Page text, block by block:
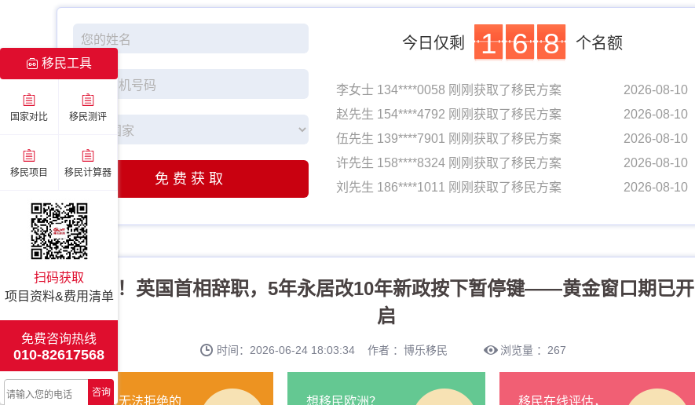
免费获取
今日仅剩 1 6 8 个名额
李女士 134****0058 刚刚获取了移民方案
赵先生 154****4792 刚刚获取了移民方案
伍先生 139****7901 刚刚获取了移民方案
许先生 158****8324 刚刚获取了移民方案
刘先生 186****1011 刚刚获取了移民方案
张先生 170****7716 刚刚获取了移民方案
2026-08-10
赵先生 154****4792 刚刚获取了移民方案
伍先生 139****7901 刚刚获取了移民方案
2026-08-10
许先生 158****8324 刚刚获取了移民方案
刘先生 186****1011 刚刚获取了移民方案
姚先生 133****4489 刚刚获取了移民方案
2026-08-10
张先生 170****7716 刚刚获取了移民方案
2026-08-10
突发！英国首相辞职，5年永居改10年新政按下暂停键——黄金窗口期已开
启
时间：2026-06-24 18:03:34 作者 ：博乐移民 浏览量 ：267
让人无法拒绝的
想移民欧洲？
移民在线评估，
移民工具
国家对比 移民测评
移民项目 移民计算器
扫码获取
项目资料&费用清单
免费咨询热线
010-82617568
咨询